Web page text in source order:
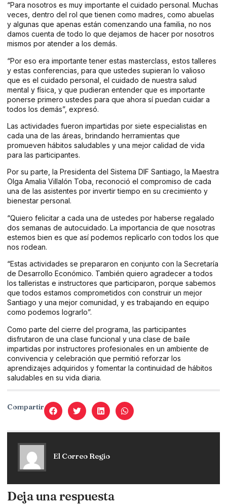
“Para nosotros es muy importante el cuidado personal. Muchas
veces, dentro del rol que tienen como madres, como abuelas
y algunas que apenas están comenzando una familia, no nos
damos cuenta de todo lo que dejamos de hacer por nosotros
mismos por atender a los demás.
“Por eso era importante tener estas masterclass, estos talleres
y estas conferencias, para que ustedes supieran lo valioso
que es el cuidado personal, el cuidado de nuestra salud
mental y física, y que pudieran entender que es importante
ponerse primero ustedes para que ahora sí puedan cuidar a
todos los demás”, expresó.
Las actividades fueron impartidas por siete especialistas en
cada una de las áreas, brindando herramientas que
promueven hábitos saludables y una mejor calidad de vida
para las participantes.
Por su parte, la Presidenta del Sistema DIF Santiago, la Maestra
Olga Amalia Villalón Toba, reconoció el compromiso de cada
una de las asistentes por invertir tiempo en su crecimiento y
bienestar personal.
“Quiero felicitar a cada una de ustedes por haberse regalado
dos semanas de autocuidado. La importancia de que nosotras
estemos bien es que así podemos replicarlo con todos los que
nos rodean.
“Estas actividades se prepararon en conjunto con la Secretaría
de Desarrollo Económico. También quiero agradecer a todos
los talleristas e instructores que participaron, porque sabemos
que todos estamos comprometidos con construir un mejor
Santiago y una mejor comunidad, y es trabajando en equipo
como podemos lograrlo”.
Como parte del cierre del programa, las participantes
disfrutaron de una clase funcional y una clase de baile
impartidas por instructores profesionales en un ambiente de
convivencia y celebración que permitió reforzar los
aprendizajes adquiridos y fomentar la continuidad de hábitos
saludables en su vida diaria.
Compartir
El Correo Regio
Deja una respuesta